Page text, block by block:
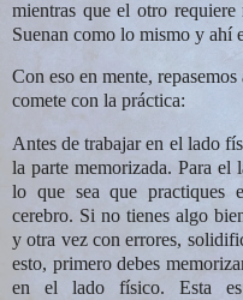
mientras que el otro
Suenan como lo mismo y ahí
Con eso en mente,
comete con la práctica:
Antes de trabajar en el lado
la parte memorizada. Para el
lo que sea que practiques
cerebro. Si no tienes algo
y otra vez con errores,
esto, primero debes
en el lado físico. Esta